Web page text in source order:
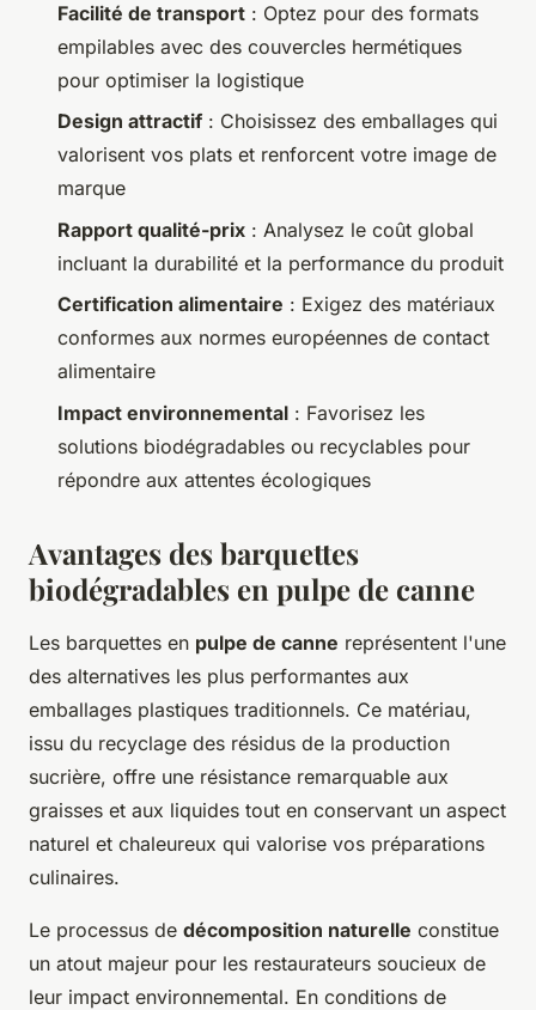
Facilité de transport : Optez pour des formats
empilables avec des couvercles hermétiques
pour optimiser la logistique
Design attractif : Choisissez des emballages qui
valorisent vos plats et renforcent votre image de
marque
Rapport qualité-prix : Analysez le coût global
incluant la durabilité et la performance du produit
Certification alimentaire : Exigez des matériaux
conformes aux normes européennes de contact
alimentaire
Impact environnemental : Favorisez les
solutions biodégradables ou recyclables pour
répondre aux attentes écologiques
Avantages des barquettes
biodégradables en pulpe de canne
Les barquettes en pulpe de canne représentent l'une
des alternatives les plus performantes aux
emballages plastiques traditionnels. Ce matériau,
issu du recyclage des résidus de la production
sucrière, offre une résistance remarquable aux
graisses et aux liquides tout en conservant un aspect
naturel et chaleureux qui valorise vos préparations
culinaires.
Le processus de décomposition naturelle constitue
un atout majeur pour les restaurateurs soucieux de
leur impact environnemental. En conditions de